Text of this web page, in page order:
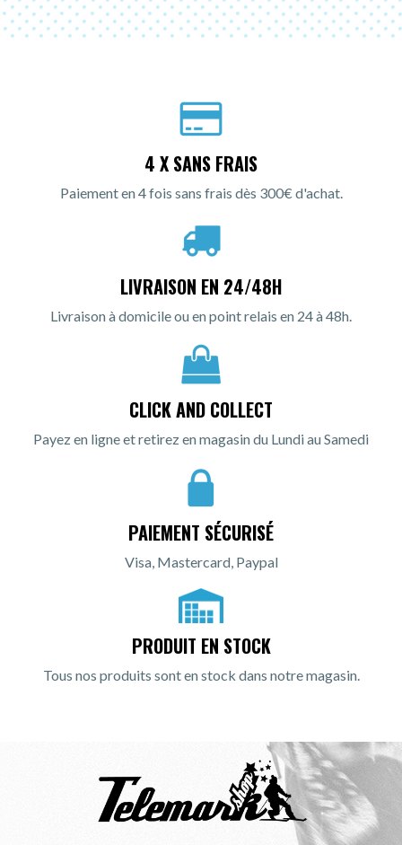
4 X SANS FRAIS
Paiement en 4 fois sans frais dès 300€ d'achat.
LIVRAISON EN 24/48H
Livraison à domicile ou en point relais en 24 à 48h.
CLICK AND COLLECT
Payez en ligne et retirez en magasin du Lundi au Samedi
PAIEMENT SÉCURISÉ
Visa, Mastercard, Paypal
PRODUIT EN STOCK
Tous nos produits sont en stock dans notre magasin.